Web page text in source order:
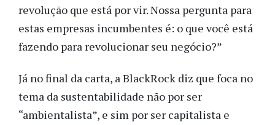
revolução que está por vir. Nossa pergunta para
estas empresas incumbentes é: o que você está
fazendo para revolucionar seu negócio?”
Já no final da carta, a BlackRock diz que foca no
tema da sustentabilidade não por ser
“ambientalista”, e sim por ser capitalista e